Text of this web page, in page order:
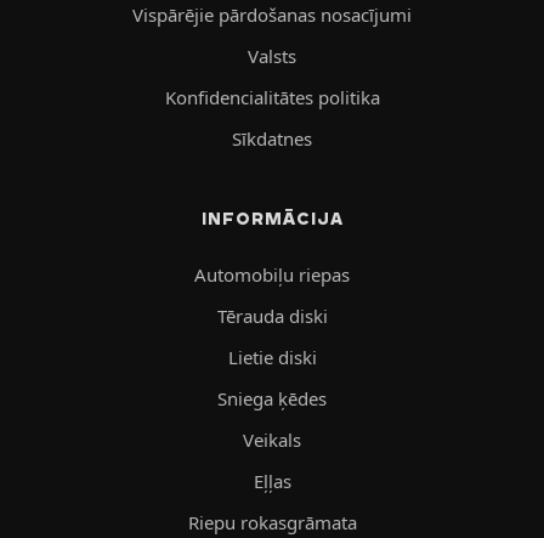
Vispārējie pārdošanas nosacījumi
Valsts
Konfidencialitātes politika
Sīkdatnes
INFORMĀCIJA
Automobiļu riepas
Tērauda diski
Lietie diski
Sniega ķēdes
Veikals
Eļļas
Riepu rokasgrāmata